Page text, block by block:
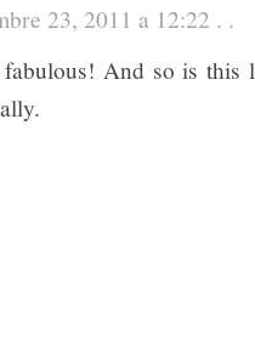
23, 2011 a 12:22 . .
And so is this